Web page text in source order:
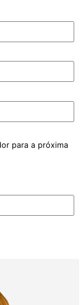
para a próxima